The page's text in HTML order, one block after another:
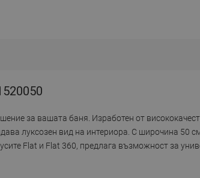
за вашата баня. Изработен от
луксозен вид на интериора. С широчина 50
Flat и Flat 360, предлага възможност за